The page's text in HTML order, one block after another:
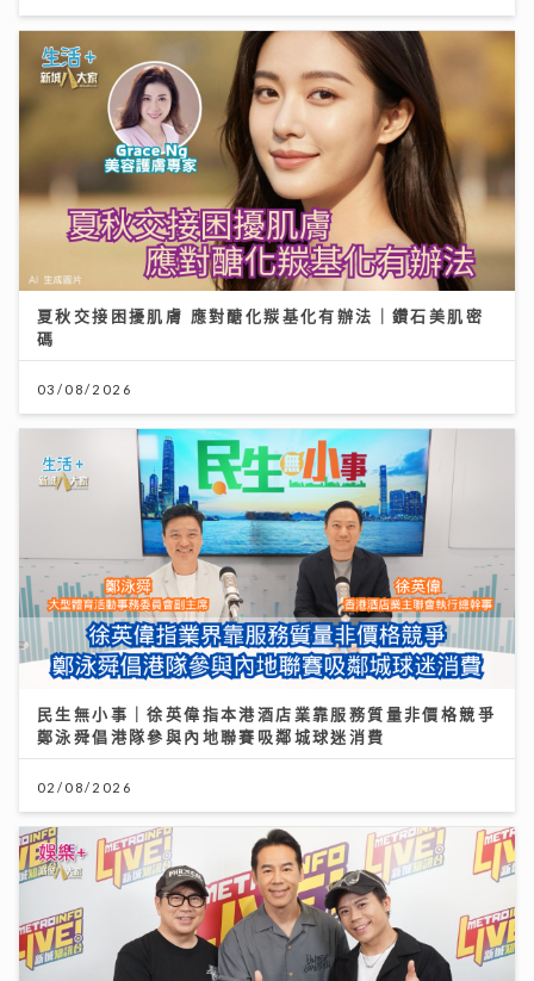
夏秋交接困擾肌膚 應對醣化羰基化有辦法｜鑽石美肌密
碼
03/08/2026
民生無小事｜徐英偉指本港酒店業靠服務質量非價格競爭
鄭泳舜倡港隊參與內地聯賽吸鄰城球迷消費
02/08/2026